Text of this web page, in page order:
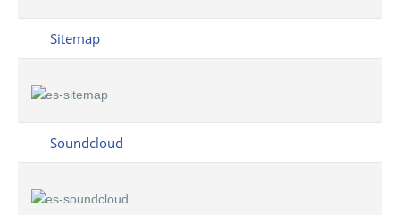
Sitemap
Soundcloud